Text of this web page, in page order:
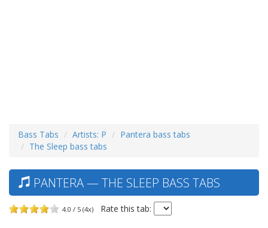
Bass Tabs Artists: P
Pantera bass tabs
The Sleep bass tabs
PANTERA — THE SLEEP BASS TABS
4.0 / 5 (4x) Rate this tab: